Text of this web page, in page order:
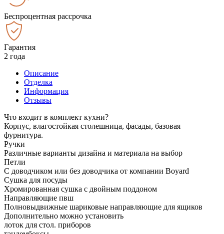
Беспроцентная рассрочка
Гарантия
2 года
Описание
Отделка
Информация
Отзывы
Что входит в комплект кухни?
Корпус, влагостойкая столешница, фасады, базовая
фурнитура.
Ручки
Различные варианты дизайна и материала на выбор
Петли
С доводчиком или без доводчика от компании Boyard
Сушка для посуды
Хромированная сушка с двойным поддоном
Направляющие пвш
Полновыдвижные шариковые направляющие для ящиков
Дополнительно можно установить
лоток для стол. приборов